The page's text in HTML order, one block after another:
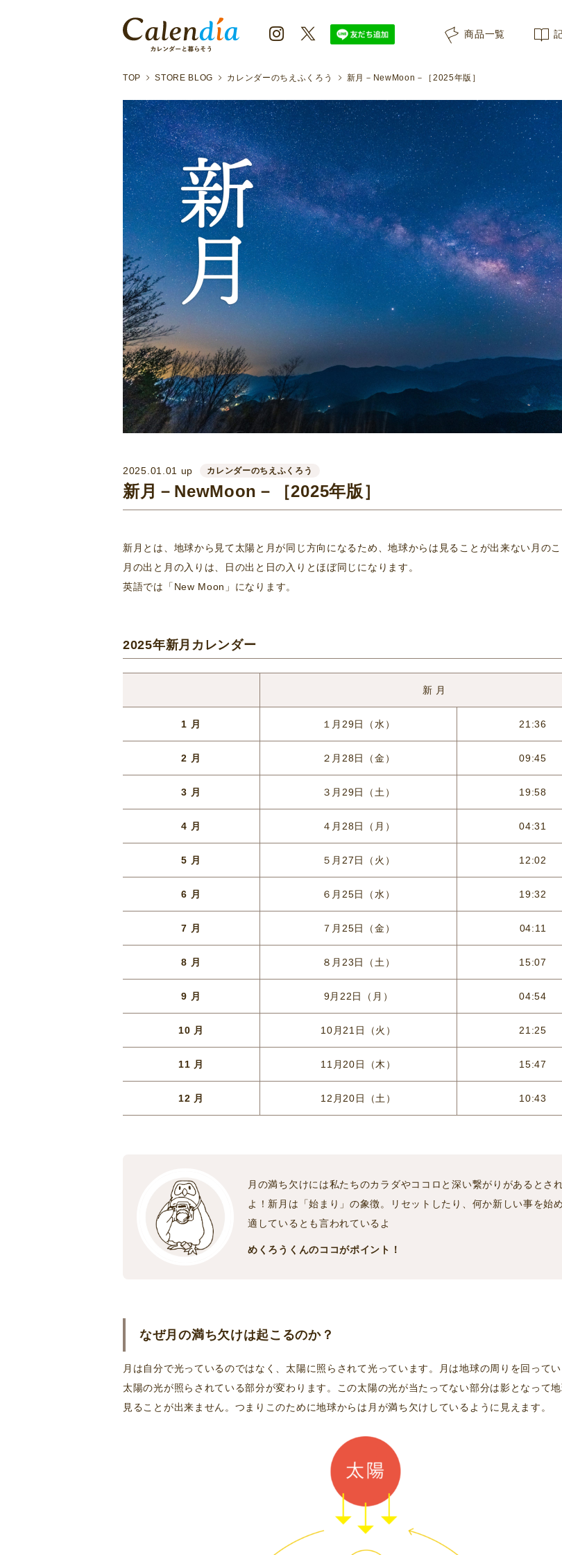
商品一覧
TOP STORE BLOG カレンダーのちえふくろう 新月－NewMoon－［2025年版］
2025.01.01 up カレンダーのちえふくろう
新月－NewMoon－［2025年版］
新月とは、地球から見て太陽と月が同じ方向になるため、地球からは見ることが出来ない月のこ
月の出と月の入りは、日の出と日の入りとほぼ同じになります。
英語では「New Moon」になります。
2025年新月カレンダー
新 月
1 月 １月29日（水） 21:36
2 月 ２月28日（金） 09:45
3 月 ３月29日（土） 19:58
4 月 ４月28日（月） 04:31
5 月 ５月27日（火） 12:02
6 月 ６月25日（水） 19:32
7 月 ７月25日（金） 04:11
8 月 ８月23日（土） 15:07
9 月 9月22日（月） 04:54
10 月 10月21日（火） 21:25
11 月 11月20日（木） 15:47
12 月 12月20日（土） 10:43
月の満ち欠けには私たちのカラダやココロと深い繋がりがあるとさ
よ！新月は「始まり」の象徴。リセットしたり、何か新しい事を始
適しているとも言われているよ
めくろうくんのココがポイント！
なぜ月の満ち欠けは起こるのか？
月は自分で光っているのではなく、太陽に照らされて光っています。月は地球の周りを回ってい
太陽の光が照らされている部分が変わります。この太陽の光が当たってない部分は影となって
見ることが出来ません。つまりこのために地球からは月が満ち欠けしているように見えます。